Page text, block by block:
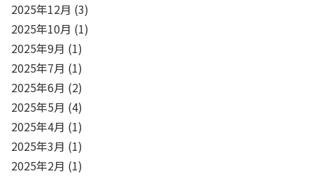
2025年12月 (3)
2025年10月 (1)
2025年9月 (1)
2025年7月 (1)
2025年6月 (2)
2025年5月 (4)
2025年4月 (1)
2025年3月 (1)
2025年2月 (1)